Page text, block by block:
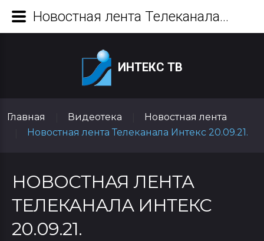
ИНТЕКС ТВ
Главная Видеотека
Новостная лента
Новостная лента Телеканала Интекс 20.09.21.
НОВОСТНАЯ ЛЕНТА
ТЕЛЕКАНАЛА ИНТЕКС
20.09.21.
Новостная лента Телеканала Интекс 20.09.21.